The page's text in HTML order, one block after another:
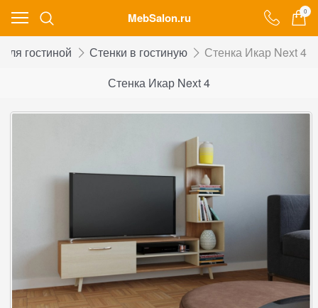
MebSalon.ru 0
гостиной Стенки в гостиную
Стенка Икар Next 4
Стенка Икар Next 4